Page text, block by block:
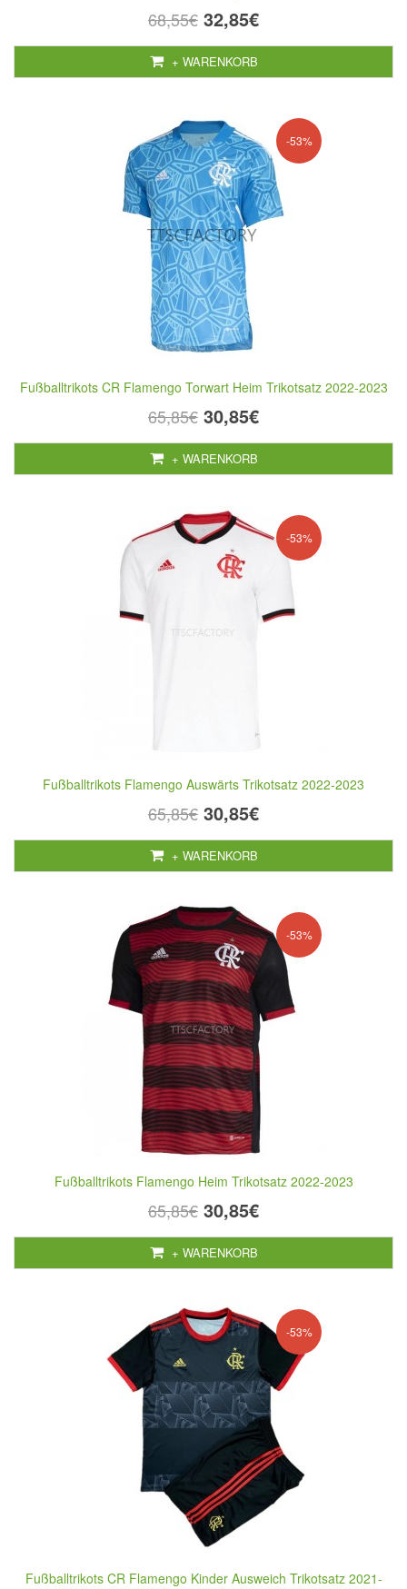
68,55€ 32,85€
+ WARENKORB
-53%
Fußballtrikots CR Flamengo Torwart Heim Trikotsatz 2022-2023
65,85€ 30,85€
+ WARENKORB
-53%
Fußballtrikots Flamengo Auswärts Trikotsatz 2022-2023
65,85€ 30,85€
+ WARENKORB
-53%
Fußballtrikots Flamengo Heim Trikotsatz 2022-2023
65,85€ 30,85€
+ WARENKORB
-53%
Fußballtrikots CR Flamengo Kinder Ausweich Trikotsatz 2021-